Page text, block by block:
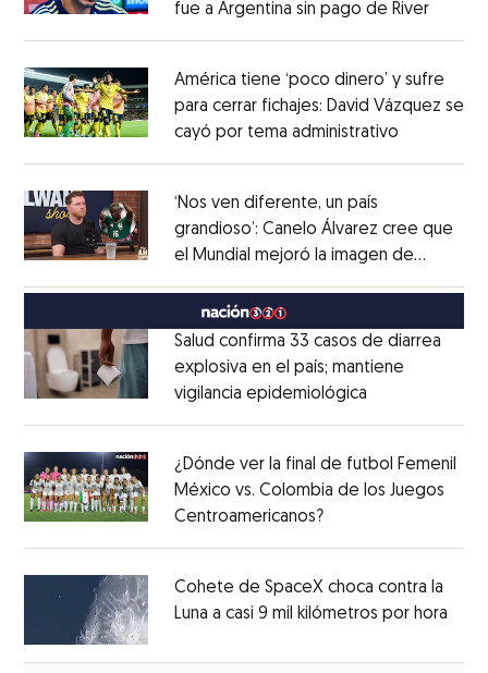
fue a Argentina sin pago de RiverOpens
América tiene ‘poco dinero’ y sufre
para cerrar fichajes: David Vázquez se
cayó por tema administrativo
‘Nos ven diferente, un país
grandioso’: Canelo Álvarez cree que
el Mundial mejoró la imagen de
MéxicoOpens in new window
Salud confirma 33 casos de diarrea
explosiva en el país; mantiene
vigilancia epidemiológica
¿Dónde ver la final de futbol Femenil
México vs. Colombia de los Juegos
Centroamericanos?Opens in new
Cohete de SpaceX choca contra la
Luna a casi 9 mil kilómetros por hora